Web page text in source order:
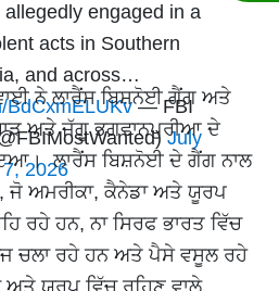
engaged in a
acts in Southern
and across…
BdCxmELUKv— FBI
July
7, 2026
ਨੇ ਲਾਰੈਂਸ ਬਿਸ਼ਨੋਈ ਗੈਂਗ ਅਤੇ
ਅਤੇ ਜੱਗੂ ਭਗਵਾਨਪੁਰੀਆ ਦੇ
ਲਾਰੈਂਸ ਬਿਸ਼ਨੋਈ ਦੇ ਗੈਂਗ ਨਾਲ
ਅਮਰੀਕਾ, ਕੈਨੇਡਾ ਅਤੇ ਯੂਰਪ
ਰਹੇ ਹਨ, ਨਾ ਸਿਰਫ ਭਾਰਤ ਵਿੱਚ
ਚਲਾ ਰਹੇ ਹਨ ਅਤੇ ਪੈਸੇ ਵਸੂਲ ਰਹੇ